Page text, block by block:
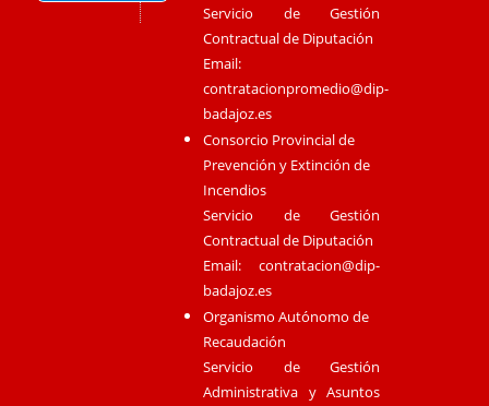
Servicio de Gestión
Contractual de Diputación
Email:
contratacionpromedio@dip-
badajoz.es
Consorcio Provincial de
Prevención y Extinción de
Incendios
Servicio de Gestión
Contractual de Diputación
Email:contratacion@dip-
badajoz.es
Organismo Autónomo de
Recaudación
Servicio de Gestión
Administrativa y Asuntos